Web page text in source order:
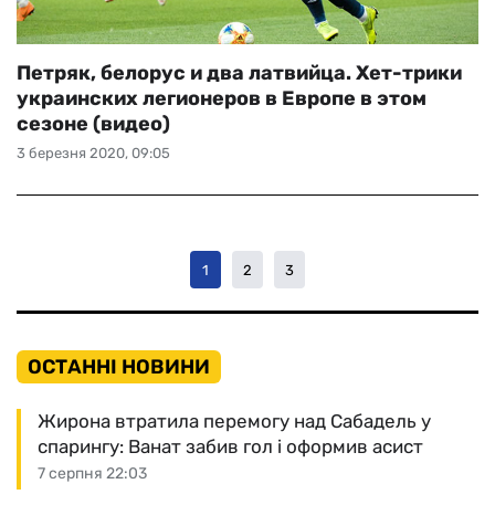
3 березня 2020, 09:05
Петряк, белорус и два латвийца. Хет-трики
украинских легионеров в Европе в этом
сезоне (видео)
1 2 3
ОСТАННІ НОВИНИ
7 серпня 22:03
Жирона втратила перемогу над Сабадель у
спарингу: Ванат забив гол і оформив асист